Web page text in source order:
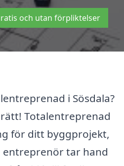
och utan förpliktelser
i Sösdala?
Totalentreprenad
för ditt byggprojekt,
entreprenör tar hand